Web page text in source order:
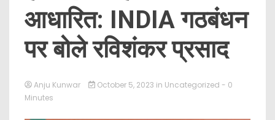
आधारित: INDIA गठबंधन
पर बोले रविशंकर प्रसाद
Anju Kunwar October 5, 2023 in Uncategorized - 0
Minutes